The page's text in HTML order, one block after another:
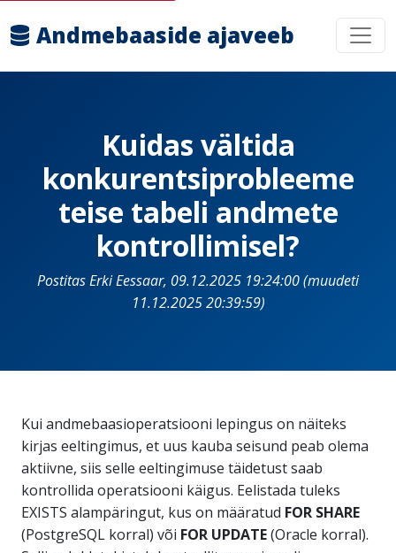
Andmebaaside ajaveeb
Kuidas vältida
konkurentsiprobleeme
teise tabeli andmete
kontrollimisel?
Postitas Erki Eessaar, 09.12.2025 19:24:00 (muudeti
11.12.2025 20:39:59)
Kui andmebaasioperatsiooni lepingus on näiteks
kirjas eeltingimus, et uus kauba seisund peab olema
aktiivne, siis selle eeltingimuse täidetust saab
kontrollida operatsiooni käigus. Eelistada tuleks
EXISTS alampäringut, kus on määratud FOR SHARE
(PostgreSQL korral) või FOR UPDATE(Oracle korral).